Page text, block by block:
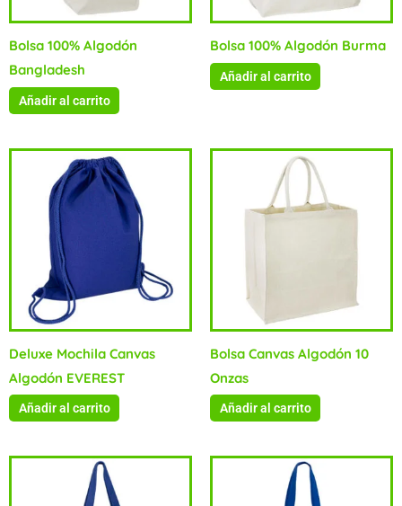
Bolsa 100% Algodón
Bangladesh
Añadir al carrito
Bolsa 100% Algodón Burma
Añadir al carrito
Deluxe Mochila Canvas
Algodón EVEREST
Añadir al carrito
Bolsa Canvas Algodón 10
Onzas
Añadir al carrito